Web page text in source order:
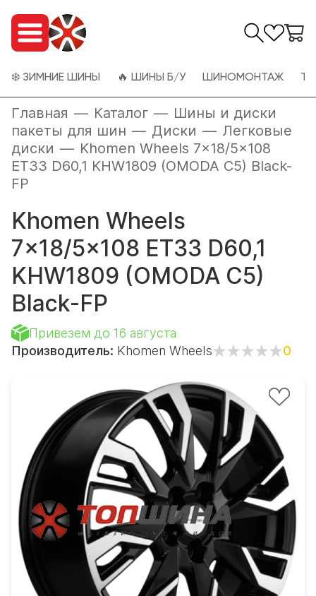
❄️ ЗИМНИЕ ШИНЫ 🔥 ШИНЫ Б/У ШИНОМОНТАЖ
Главная — Каталог — Шины и диски
пакеты для шин — Диски — Легковые
диски — Khomen Wheels 7x18/5x108
ET33 D60,1 KHW1809 (OMODA C5) Black-
FP
Khomen Wheels
7x18/5x108 ET33 D60,1
KHW1809 (OMODA C5)
Black-FP
Привезем до 16 августа
Производитель: Khomen Wheels 0